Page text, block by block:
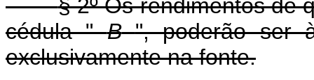
§ 2º Os rendimentos de
cédula "B ", poderão ser
exclusivamente na fonte.